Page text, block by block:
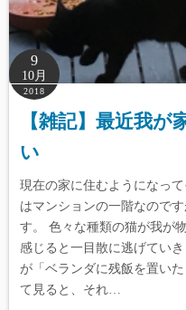
9
10月
2018
【雑記】最近我
い
現在の家に住むようになっ
はマンションの一階なので
す。 色々な種類の猫が我が
感じると一目散に逃げてい
が「ベランダに残飯を置い
て見ると、それ…